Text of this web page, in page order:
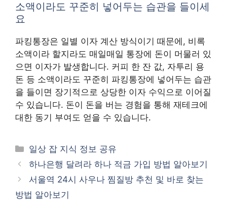
소액이라도 꾸준히 넣어두는 습관을 들이세
요
파킹통장은 일별 이자 계산 방식이기 때문에, 비록
소액이라 할지라도 매일매일 통장에 돈이 머물러 있
으면 이자가 발생합니다. 커피 한 잔 값, 자투리 용
돈 등 소액이라도 꾸준히 파킹통장에 넣어두는 습관
을 들이면 장기적으로 상당한 이자 수익으로 이어질
수 있습니다. 돈이 돈을 버는 경험을 통해 재테크에
대한 동기 부여도 얻을 수 있습니다.
카
테
리
일상 잡 지식 정보 공유
하나은행 달려라 하나 적금 가입 방법 알아보기
서울역 24시 사우나 찜질방 추천 및 바로 찾는
방법 알아보기